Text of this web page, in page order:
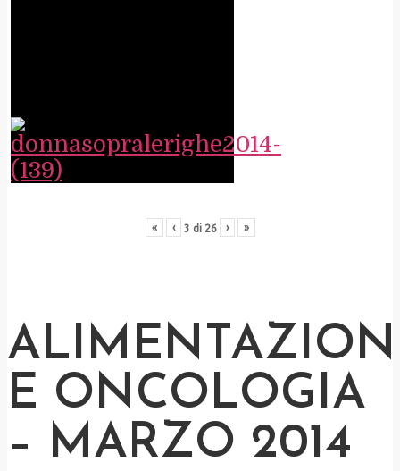
« ‹ 3 di 26 › »
E ONCOLOGIA
– MARZO 2014